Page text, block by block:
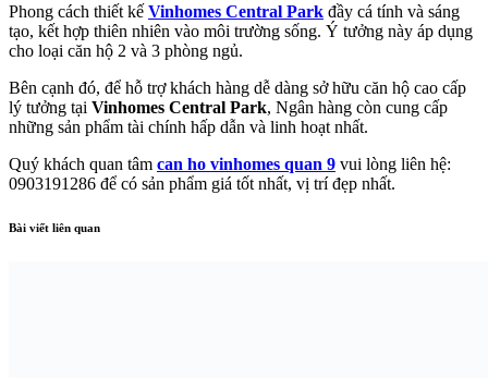
Phong cách thiết kế Vinhomes Central Park đầy cá tính và sáng
tạo, kết hợp thiên nhiên vào môi trường sống. Ý tưởng này áp dụng
cho loại căn hộ 2 và 3 phòng ngủ.
Bên cạnh đó, để hỗ trợ khách hàng dễ dàng sở hữu căn hộ cao cấp
lý tưởng tại Vinhomes Central Park, Ngân hàng còn cung cấp
những sản phẩm tài chính hấp dẫn và linh hoạt nhất.
Quý khách quan tâm can ho vinhomes quan 9 vui lòng liên hệ:
0903191286 để có sản phẩm giá tốt nhất, vị trí đẹp nhất.
Bài viết liên quan